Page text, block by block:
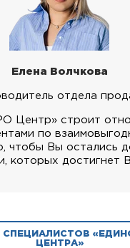
Елена Волчкова
отдела
Центр» строит
по
чтобы Вы остались
которых достигнет
СПЕЦИАЛИСТОВ
ЦЕНТРА»